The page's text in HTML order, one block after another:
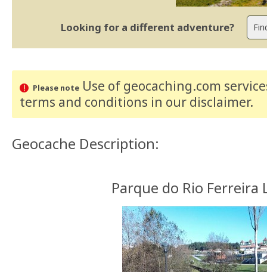
Looking for a different adventure?
Please noteUse of geocaching.com
terms and conditions in our disclaimer.
Geocache Description:
Parque do Rio Ferreira